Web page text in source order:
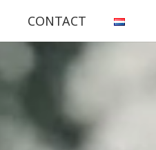
CONTACT